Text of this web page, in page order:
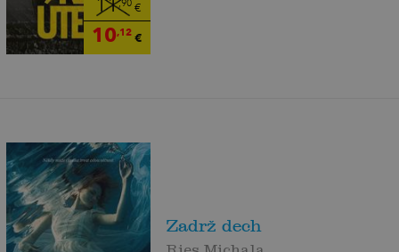
11,90€
10,12€
Zadrž dech
Ries Michala